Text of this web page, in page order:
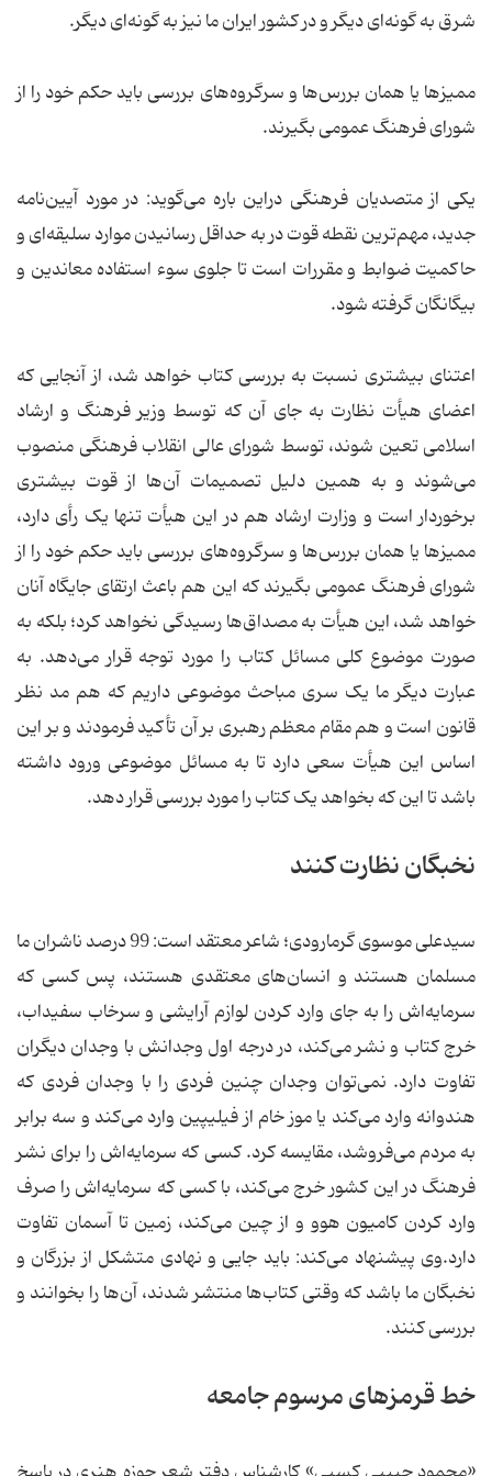
شرق به گونه‌ای دیگر و در کشور ایران ما نیز به گونه‌ای دیگر.
ممیز‌ها یا‌‌ همان بررس‌ها و سرگروه‌های بررسی باید حکم خود را از
شورای فرهنگ عمومی بگیرند.
یکی از متصدیان فرهنگی دراین باره می‌گوید: در مورد آیین‌نامه
جدید، مهم‌ترین نقطه قوت در به حداقل رسانیدن موارد سلیقه‌ای و
حاکمیت ضوابط و مقررات است تا جلوی سوء استفاده معاندین و
بیگانگان گرفته شود.
اعتنای بیشتری نسبت به بررسی کتاب خواهد شد، از آنجایی که
اعضای هیأت نظارت به جای آن که توسط وزیر فرهنگ و ارشاد
اسلامی تعین شوند، توسط شورای عالی انقلاب فرهنگی منصوب
می‌شوند و به همین دلیل تصمیمات آن‌ها از قوت بیشتری
برخوردار است و وزارت ارشاد هم در این هیأت تنها یک رأی دارد،
ممیز‌ها یا‌‌ همان بررس‌ها و سرگروه‌های بررسی باید حکم خود را از
شورای فرهنگ عمومی بگیرند که این هم باعث ارتقای جایگاه آنان
خواهد شد، این هیأت به مصداق‌ها رسیدگی نخواهد کرد؛ بلکه به
صورت موضوع کلی مسائل کتاب را مورد توجه قرار می‌دهد. به
عبارت دیگر ما یک سری مباحث موضوعی داریم که هم مد نظر
قانون است و هم مقام معظم رهبری بر آن تأکید فرمودند و بر این
اساس این هیأت سعی دارد تا به مسائل موضوعی ورود داشته
باشد تا این‌ که بخواهد یک کتاب را مورد بررسی قرار دهد.
نخبگان نظارت کنند
سیدعلی موسوی گرمارودی؛ شاعر معتقد است: 99 درصد ناشران ما
مسلمان هستند و انسان‌های معتقدی هستند، پس کسی که
سرمایه‌اش را به جای وارد کردن لوازم آرایشی و سرخاب سفیداب،
خرج کتاب و نشر می‌کند، در درجه اول وجدانش با وجدان دیگران
تفاوت دارد. نمی‌توان وجدان چنین فردی را با وجدان فردی که
هندوانه وارد می‌کند یا موز خام از فیلیپین وارد می‌کند و سه برابر
به مردم می‌فروشد، مقایسه کرد. کسی که سرمایه‌اش را برای نشر
فرهنگ در این کشور خرج می‌کند، با کسی که سرمایه‌اش را صرف
وارد کردن کامیون هوو و از چین می‌کند، زمین تا آسمان تفاوت
دارد.وی پیشنهاد می‌کند: باید جایی و نهادی متشکل از بزرگان و
نخبگان ما باشد که وقتی کتاب‌ها منتشر شدند، آن‌ها را بخوانند و
بررسی کنند.
خط قرمزهای مرسوم جامعه